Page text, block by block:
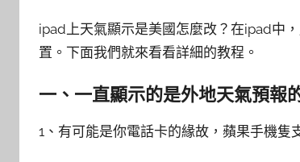
ipad上天氣顯示是美國怎麼改？在ipad中
置。下面我們就來看看詳細的教程。
一、一直顯示的是外地天氣預報
1、有可能是你電話卡的緣故，蘋果手機隻